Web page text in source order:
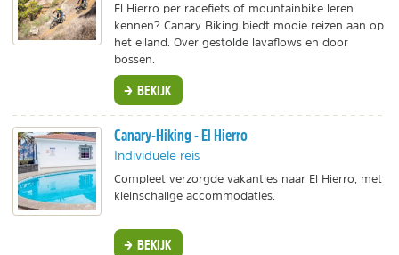
El Hierro per racefiets of mountainbike leren
kennen? Canary Biking biedt mooie reizen aan op
het eiland. Over gestolde lavaflows en door
bossen.
BEKIJK
Canary-Hiking - El Hierro
Individuele reis
Compleet verzorgde vakanties naar El Hierro, met
kleinschalige accommodaties.
BEKIJK